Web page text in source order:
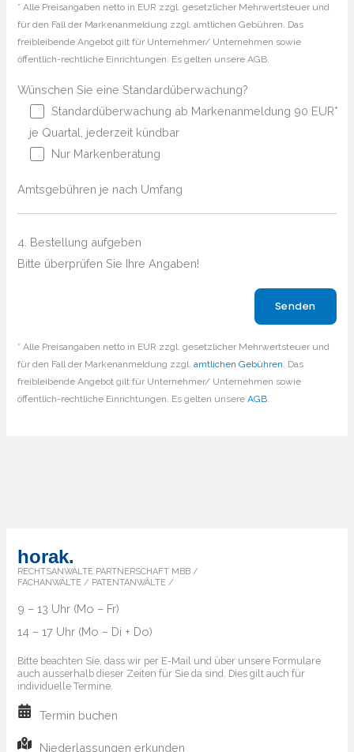
* Alle Preisangaben netto in EUR zzgl. gesetzlicher Mehrwertsteuer und
für den Fall der Markenanmeldung zzgl. amtlichen Gebühren. Das
freibleibende Angebot gilt für Unternehmer/ Unternehmen sowie
öffentlich-rechtliche Einrichtungen. Es gelten unsere AGB.
Wünschen Sie eine Standardüberwachung?
Standardüberwachung ab Markenanmeldung 90 EUR*
je Quartal, jederzeit kündbar
Nur Markenberatung
Amtsgebühren je nach Umfang
4. Bestellung aufgeben
Bitte überprüfen Sie Ihre Angaben!
* Alle Preisangaben netto in EUR zzgl. gesetzlicher Mehrwertsteuer und
für den Fall der Markenanmeldung zzgl.amtlichen Gebühren. Das
freibleibende Angebot gilt für Unternehmer/ Unternehmen sowie
öffentlich-rechtliche Einrichtungen. Es gelten unsereAGB.
horak.
RECHTSANWÄLTE PARTNERSCHAFT MBB /
FACHANWÄLTE / PATENTANWÄLTE /
9 – 13 Uhr (Mo – Fr)
14 – 17 Uhr (Mo – Di + Do)
Bitte beachten Sie, dass wir per E-Mail und über unsere Formulare
auch ausserhalb dieser Zeiten für Sie da sind. Dies gilt auch für
individuelle Termine.
Termin buchen
Niederlassungen erkunden